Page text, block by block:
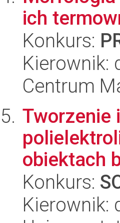
ich
Konkurs:
Kierownik:
Centrum
Tworzenie
obiektach
Konkurs:
Kierownik: